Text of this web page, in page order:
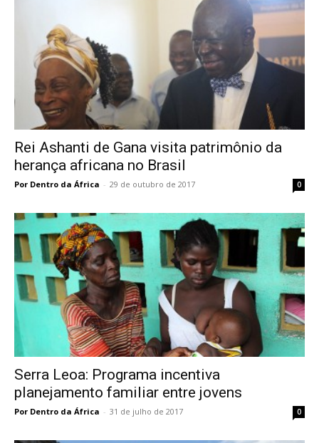
Rei Ashanti de Gana visita patrimônio da
herança africana no Brasil
Por Dentro da África - 29 de outubro de 2017 0
Serra Leoa: Programa incentiva
planejamento familiar entre jovens
Por Dentro da África - 31 de julho de 2017 0